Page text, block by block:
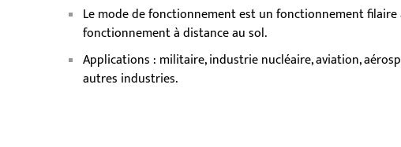
Le mode de fonctionnement est un fonctionnement
fonctionnement à distance au sol.
Applications : militaire, industrie nucléaire, aviation,
autres industries.